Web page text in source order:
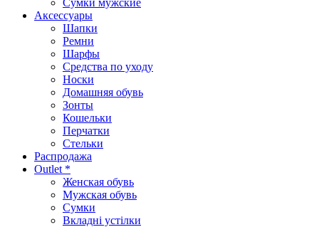
Сумки мужские
Аксеcсуары
Шапки
Ремни
Шарфы
Средства по уходу
Носки
Домашняя обувь
Зонты
Кошельки
Перчатки
Стельки
Распродажа
Outlet *
Женская обувь
Мужская обувь
Сумки
Вкладні устілки